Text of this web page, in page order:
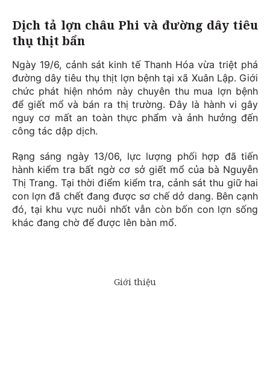
Dịch tả lợn châu Phi và đường dây tiêu
thụ thịt bẩn
Ngày 19/6, cảnh sát kinh tế Thanh Hóa vừa triệt phá
đường dây tiêu thụ thịt lợn bệnh tại xã Xuân Lập. Giới
chức phát hiện nhóm này chuyên thu mua lợn bệnh
để giết mổ và bán ra thị trường. Đây là hành vi gây
nguy cơ mất an toàn thực phẩm và ảnh hưởng đến
công tác dập dịch.
Rạng sáng ngày 13/06, lực lượng phối hợp đã tiến
hành kiểm tra bất ngờ cơ sở giết mổ của bà Nguyễn
Thị Trang. Tại thời điểm kiểm tra, cảnh sát thu giữ hai
con lợn đã chết đang được sơ chế dở dang. Bên cạnh
đó, tại khu vực nuôi nhốt vẫn còn bốn con lợn sống
khác đang chờ để được lên bàn mổ.